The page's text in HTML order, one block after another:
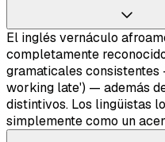
El inglés vernáculo
completamente
gramaticales
working late') — además
distintivos. Los lingüistas
simplemente como un